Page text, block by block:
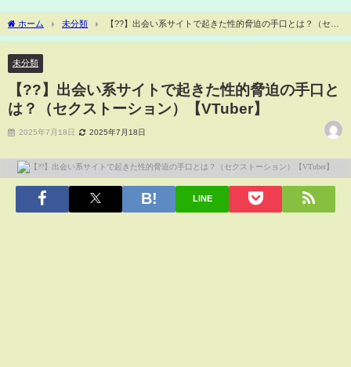
ホーム 未分類
【??️】出会い系サイトで起きた性的脅迫の手口とは？（セク
ストーション）【VTuber】
未分類
【??️】出会い系サイトで起きた性的脅迫の手口と
は？（セクストーション）【VTuber】
2025年7月18日 2025年7月18日
LINE